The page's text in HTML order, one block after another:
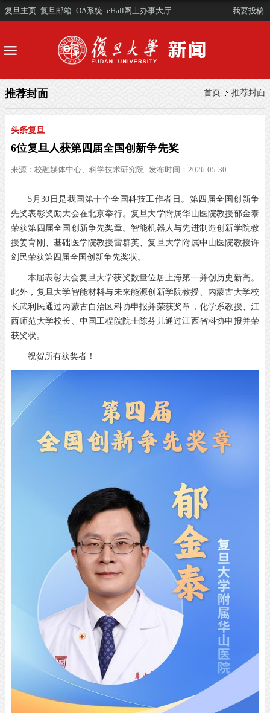
复旦主页 复旦邮箱 OA系统 eHall网上办事大厅 我要投稿
首页 推荐封面
推荐封面
头条复旦
6位复旦人获第四届全国创新争先奖
来源： 校融媒体中心、科学技术研究院 发布时间：2026-05-30
5月30日 是我国第十个全国科技工作者日。 第四届全国创新争
先奖表彰奖励大会在北京举行。复旦大学附属华山医院教授郁金泰
荣获第四届全国创新争先奖章。 智能机器人与先进制造创新学院教
授姜育刚、基础医学院教授雷群英、复旦大学附属中山医院教授许
剑民荣获第四届全国创新争先奖状。
本届表彰大会复旦大学获奖数量位居上海第一并创历史新高。
此外，复旦大学智能材料与未来能源创新学院教授、 内蒙古大学校
长武利民通过内蒙古自治区科协申报并荣获奖章， 化学系教授、江
西师范大学校长、 中国工程院院士陈芬儿通过江西省科协申报并荣
获奖状。
祝贺所有获奖者！